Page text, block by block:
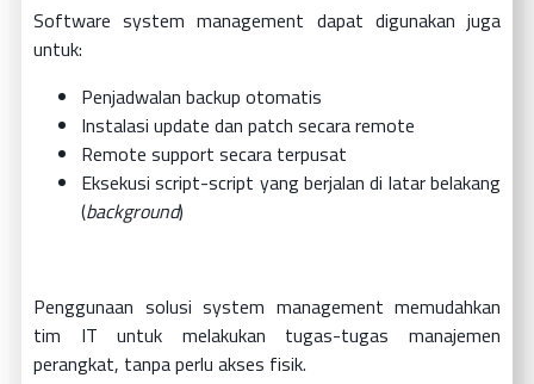
Software system management dapat digunakan juga
untuk:
Penjadwalan backup otomatis
Instalasi update dan patch secara remote
Remote support secara terpusat
Eksekusi script-script yang berjalan di latar belakang
(background)
Penggunaan solusi system management memudahkan
tim IT untuk melakukan tugas-tugas manajemen
perangkat, tanpa perlu akses fisik.